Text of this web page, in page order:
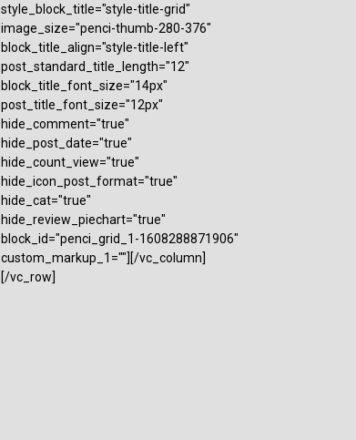
style_block_title="style-title-grid"
image_size="penci-thumb-280-376"
block_title_align="style-title-left"
post_standard_title_length="12"
block_title_font_size="14px"
post_title_font_size="12px"
hide_comment="true"
hide_post_date="true"
hide_count_view="true"
hide_icon_post_format="true"
hide_cat="true"
hide_review_piechart="true"
block_id="penci_grid_1-1608288871906"
custom_markup_1=""][/vc_column]
[/vc_row]